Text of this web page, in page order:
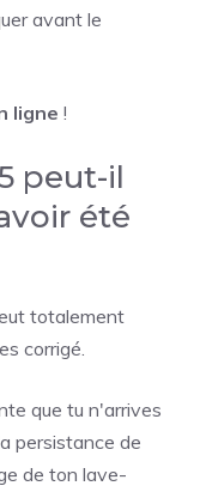
avant le
ligne !
peut-il
été
totalement
corrigé.
que tu n'arrives
persistance de
de ton lave-